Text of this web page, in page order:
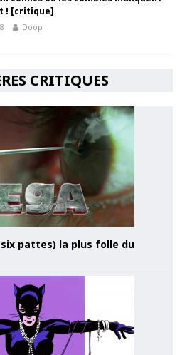
! [critique]
Doop
CRITIQUES
six pattes) la plus folle du